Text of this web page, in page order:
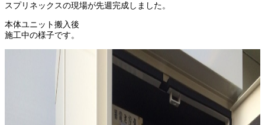
スプリネックスの現場が先週完成しました。
本体ユニット搬入後
施工中の様子です。